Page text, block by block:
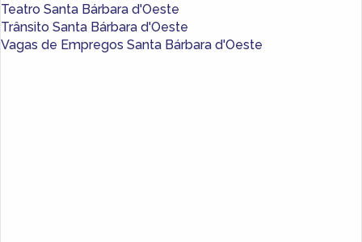
Teatro Santa Bárbara d'Oeste
Trânsito Santa Bárbara d'Oeste
Vagas de Empregos Santa Bárbara d'Oeste